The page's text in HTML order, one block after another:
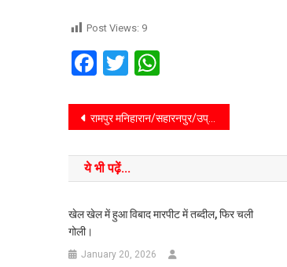
Post Views: 9
Facebook
Twitter
रामपुर मनिहारान/सहारनपुर/उप्र/गोचर महाविद्यालय की पुरूष/महिला टीम ने माँ शाकुम्भरी विश्वविद्यालय की अन्तरमहाविद्यालयी खेल प्रतियोगिता में मैडल हासिल कर महाविद्यालय का नाम रोशन किया है।
ये भी पढ़ें...
खेल खेल में हुआ विबाद मारपीट में तब्दील, फिर चली
गोली।
January 20, 2026